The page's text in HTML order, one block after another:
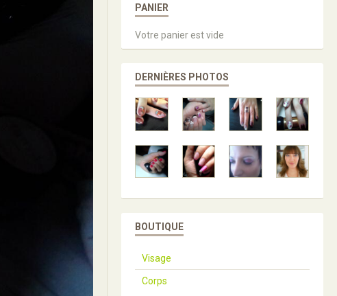
PANIER
Votre panier est vide
DERNIÈRES PHOTOS
BOUTIQUE
Visage
Corps